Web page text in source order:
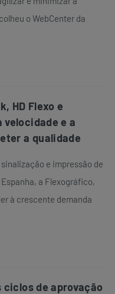
o WebCenter da
HD Flexo e
velocidade e a
a qualidade
e impressão de
a Flexográfico,
à crescente demanda
ciclos de aprovação